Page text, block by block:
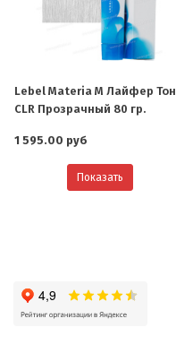
Lebel Materia M Лайфер Тон
CLR Прозрачный 80 гр.
1 595.00 руб
Показать